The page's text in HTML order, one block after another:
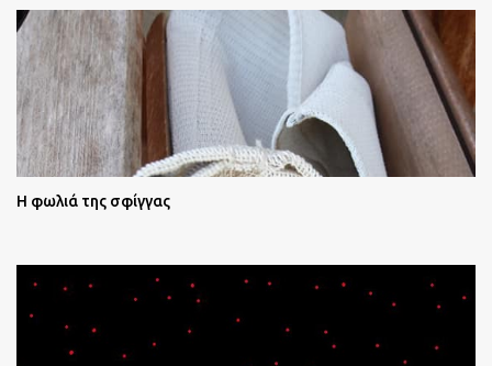
Η φωλιά της σφίγγας